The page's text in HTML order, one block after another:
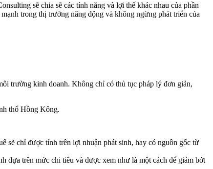
sẽ chia sẽ các tính năng và lợi thế khác nhau của phần
trong thị trường năng động và không ngừng phát triển của
trường kinh doanh. Không chỉ có thủ tục pháp lý đơn giản,
thổ Hồng Kông.
sẽ chỉ được tính trên lợi nhuận phát sinh, hay có nguồn gốc từ
dựa trên mức chi tiêu và được xem như là một cách để giảm bớt